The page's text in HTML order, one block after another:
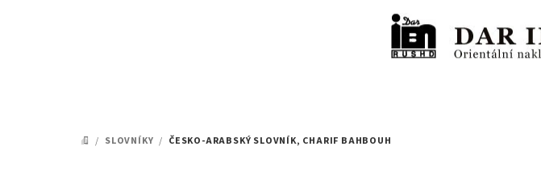
DOMŮ
/ SLOVNÍKY / ČESKO-ARABSKÝ SLOVNÍK, CHARIF BAHBOUH